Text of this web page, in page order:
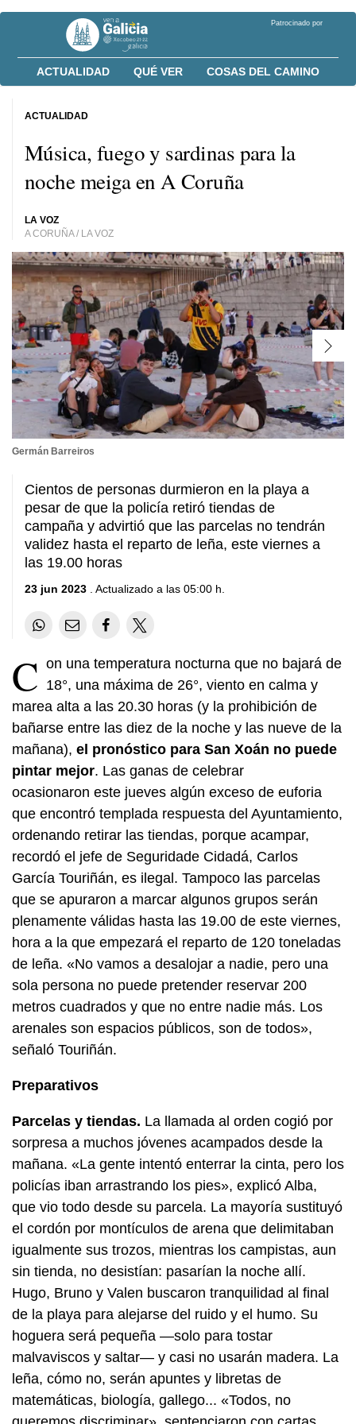
Patrocinado por
ACTUALIDAD QUÉ VER COSAS DEL CAMINO
Música, fuego y sardinas para la
noche meiga en A Coruña
LA VOZ
A CORUÑA / LA VOZ
ACTUALIDAD
Germán Barreiros
Cientos de personas durmieron en la playa a
pesar de que la policía retiró tiendas de
campaña y advirtió que las parcelas no tendrán
validez hasta el reparto de leña, este viernes a
las 19.00 horas
23 jun 2023 . Actualizado a las 05:00 h.
C on una temperatura nocturna que no bajará de
18°, una máxima de 26°, viento en calma y
marea alta a las 20.30 horas (y la prohibición de
bañarse entre las diez de la noche y las nueve de la
mañana), el pronóstico para San Xoán no puede
pintar mejor. Las ganas de celebrar
ocasionaron este jueves algún exceso de euforia
que encontró templada respuesta del Ayuntamiento,
ordenando retirar las tiendas, porque acampar,
recordó el jefe de Seguridade Cidadá, Carlos
García Touriñán, es ilegal. Tampoco las parcelas
que se apuraron a marcar algunos grupos serán
plenamente válidas hasta las 19.00 de este viernes,
hora a la que empezará el reparto de 120 toneladas
de leña. «No vamos a desalojar a nadie, pero una
sola persona no puede pretender reservar 200
metros cuadrados y que no entre nadie más. Los
arenales son espacios públicos, son de todos»,
señaló Touriñán.
Preparativos
Parcelas y tiendas. La llamada al orden cogió por
sorpresa a muchos jóvenes acampados desde la
mañana. «La gente intentó enterrar la cinta, pero los
policías iban arrastrando los pies», explicó Alba,
que vio todo desde su parcela. La mayoría sustituyó
el cordón por montículos de arena que delimitaban
igualmente sus trozos, mientras los campistas, aun
sin tienda, no desistían: pasarían la noche allí.
Hugo, Bruno y Valen buscaron tranquilidad al final
de la playa para alejarse del ruido y el humo. Su
hoguera será pequeña —solo para tostar
malvaviscos y saltar— y casi no usarán madera. La
leña, cómo no, serán apuntes y libretas de
matemáticas, biología, gallego... «Todos, no